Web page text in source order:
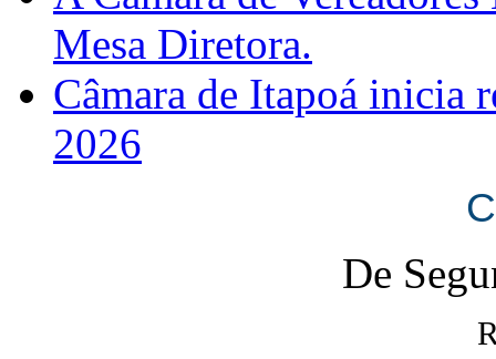
Mesa Diretora.
Câmara de Itapoá inicia
2026
De